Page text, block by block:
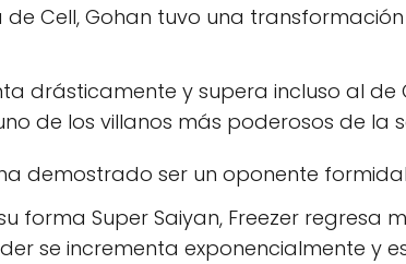
Cell, Gohan tuvo una
drásticamente y supera incluso al de
de los villanos más poderosos de la
demostrado ser un oponente
forma Super Saiyan, Freezer regresa
se incrementa exponencialmente y